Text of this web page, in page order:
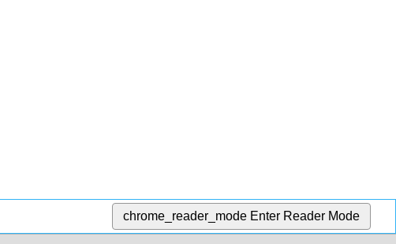
chrome_reader_mode Enter Reader Mode